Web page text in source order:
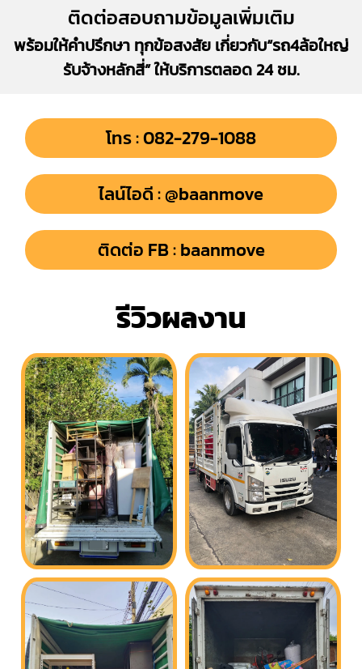
ติดต่อสอบถามข้อมูลเพิ่มเติม
พร้อมให้คำปรึกษา ทุกข้อสงสัย เกี่ยวกับ“รถ4ล้อใหญ่
รับจ้างหลักสี่” ให้บริการตลอด 24 ชม.
โทร : 082-279-1088
ไลน์ไอดี : @baanmove
ติดต่อ FB : baanmove
รีวิวผลงาน